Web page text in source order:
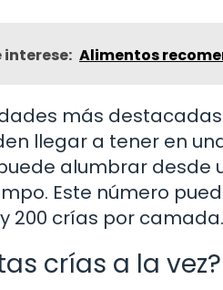
interese: Alimentos
más
llegar a tener en
alumbrar desde
Este número
200 crías por camada.
crías a la vez?